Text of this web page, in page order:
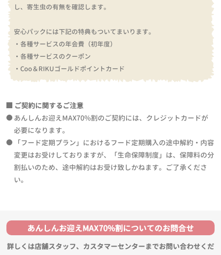
し、寄生虫の有無を確認します。
安心パックには下記の特典もついてまいります。
・各種サービスの年会費（初年度）
・各種サービスのクーポン
・Coo＆RIKUゴールドポイントカード
ご契約に関するご注意
あんしんお迎えMAX70%割のご契約には、クレジットカードが
必要になります。
「フード定期プラン」におけるフード定期購入の途中解約・内容
変更はお受けしておりますが、「生命保障制度」は、保障料の分
割払いのため、途中解約はお受け致しかねます。ご了承くださ
い。
あんしんお迎えMAX70%割についてのお問合せ
詳しくは店舗スタッフ、カスタマーセンターまでお問い合わせくだ